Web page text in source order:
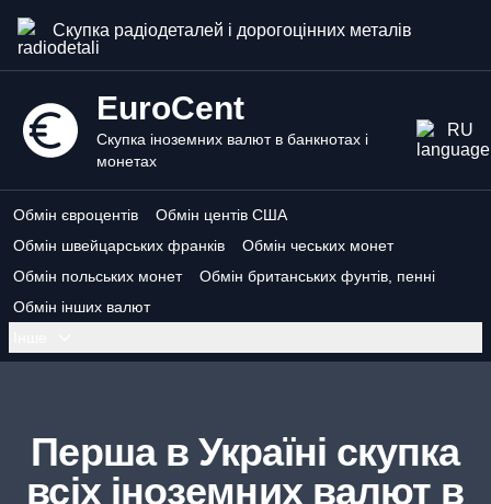
Скупка радіодеталей і дорогоцінних металів
EuroCent
Скупка іноземних валют в банкнотах і
монетах
RU
Обмін євроцентів
Обмін центів США
Обмін швейцарських франків
Обмін чеських монет
Обмін польських монет
Обмін британських фунтів, пенні
Обмін інших валют
Перша в Україні скупка
всіх іноземних валют в